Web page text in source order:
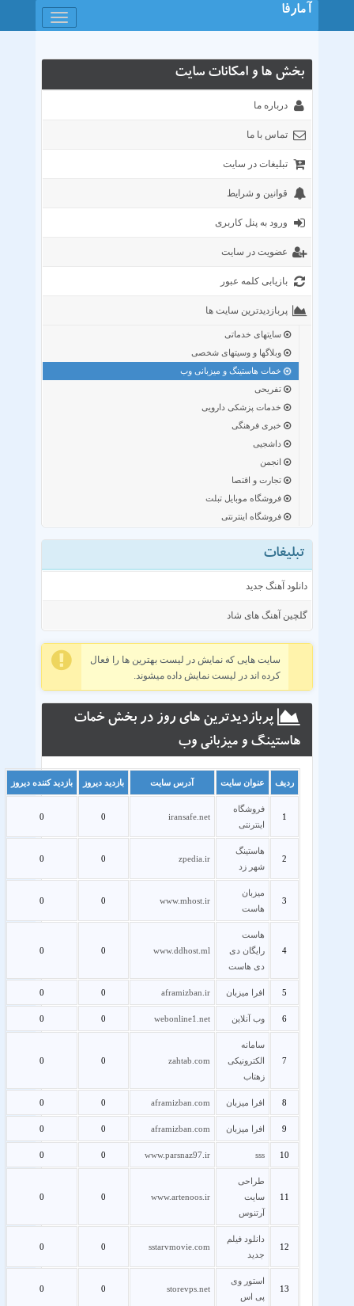
باز
کردن
آمارفا
بخش ها و امکانات سایت
درباره ما
تماس با ما
تبلیغات در سایت
قوانین و شرایط
ورود به پنل کاربری
عضویت در سایت
بازیابی کلمه عبور
پربازدیدترین سایت ها
سایتهای خدماتی
وبلاگها و وسیتهای شخصی
خمات هاستینگ و میزبانی وب
تفریحی
خدمات پزشکی دارویی
خبری فرهنگی
داشجیی
انجمن
تجارت و اقتصا
فروشگاه موبایل تبلت
فروشگاه اینترنتی
تبلیغات
دانلود آهنگ جدید
گلچین آهنگ های شاد
سایت هایی که نمایش در لیست بهترین ها را فعال
کرده اند در لیست نمایش داده میشوند.
پربازدیدترین های روز در بخش خمات
هاستینگ و میزبانی وب
ردیف عنوان سایت آدرس سایت بازدید دیروز بازدید کننده دیروز
1
فروشگاه
اینترنتی
iransafe.net
0
0
2
هاستینگ
شهر زد
zpedia.ir
0
0
3
میزبان
هاست
www.mhost.ir
0
0
4
هاست
رایگان دی
دی هاست
www.ddhost.ml
0
0
5 افرا میزبان aframizban.ir
0
0
6 وب آنلاین webonline1.net
0
0
7
سامانه
الکترونیکی
زهتاب
zahtab.com
0
0
8 افرا میزبان aframizban.com
0
0
9 افرا میزبان aframizban.com
0
0
10
sss
www.parsnaz97.ir
0
0
11
طراحی
سایت
آرتنوس
www.artenoos.ir
0
0
12
دانلود فیلم
جدید
sstarvmovie.com
0
0
13
استور وی
پی اس
storevps.net
0
0